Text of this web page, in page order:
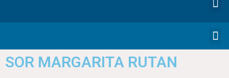
SOR MARGARITA RUTAN